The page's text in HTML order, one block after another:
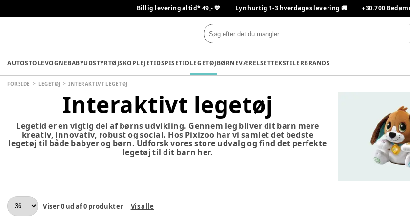
Billig levering altid* 49,- 💙 Lyn hurtig 1-3 hverdages levering 🚚 +30.700
AUTOSTOLEVOGNEBABYUDSTYRTØJSKOPLEJETIDSPISETIDLEGETØJBØRNEVÆRELSETTEKSTILERBRANDS
FORSIDE LEGETØJ INTERAKTIVT LEGETØJ
Interaktivt legetøj
Legetid er en vigtig del af børns udvikling. Gennem leg bliver dit barn mere
kreativ, innovativ, robust og social. Hos Pixizoo har vi samlet det bedste
legetøj til både babyer og børn. Udforsk vores store udvalg og find det perfekte
legetøj til dit barn her.
Viser0 ud af0 produkter Vis alle